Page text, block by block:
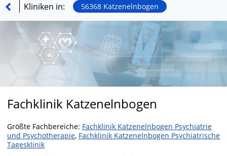
Finden
Kliniken in: 56368 Katzenelnbogen
Fachklinik Katzenelnbogen
Größte Fachbereiche: Fachklinik Katzenelnbogen Psychiatrie
und Psychotherapie, Fachklinik Katzenelnbogen Psychiatrische
Tagesklinik